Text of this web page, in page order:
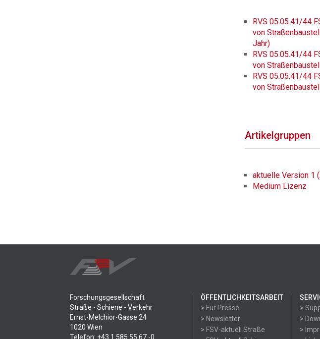
RVS 05.05.41/44
von
Jahr)
RVS 05.05.41/44
von
RVS 05.05.41/44
von
Artikelgruppen
aktuelle Version 1
Medium Lizenz
Forschungsgesellschaft
Straße - Schiene - Verkehr
Ernst-Melchior-Gasse 24
1020 Wien
Telefon: +43 1 585 55 67 -0
ÖFFENTLICHKEITSARBEIT
> Für Presse
> Newsletter
> FSV-aktuell Straße
>
>
>